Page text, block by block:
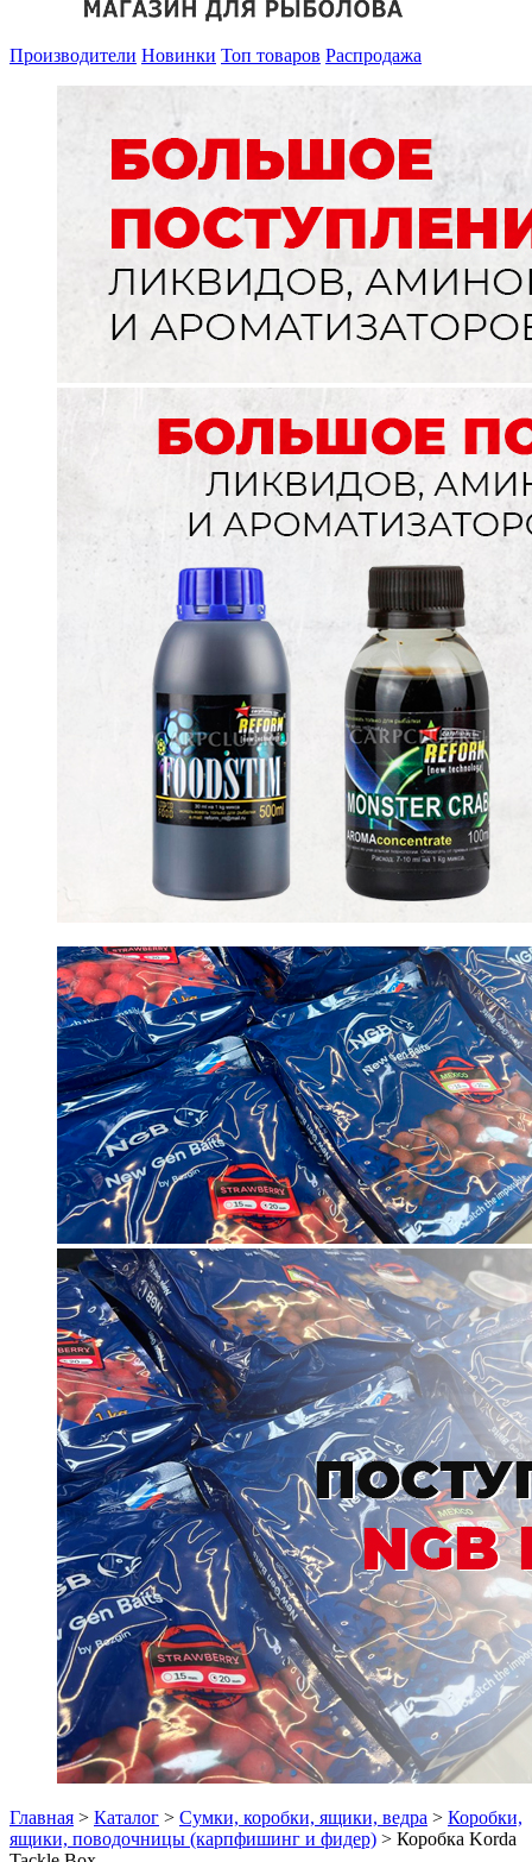
Производители Новинки Топ товаров Распродажа
Главная > Каталог > Сумки, коробки, ящики, ведра > Коробки,
ящики, поводочницы (карпфишинг и фидер) > Коробка Korda